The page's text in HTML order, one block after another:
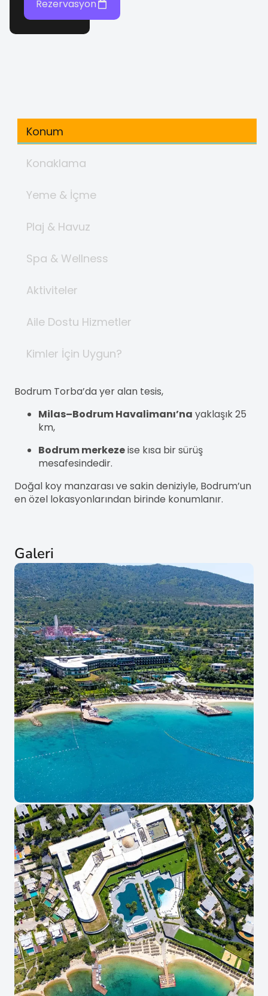
Rezervasyon
Konum
Konaklama
Yeme & İçme
Plaj & Havuz
Spa & Wellness
Aktiviteler
Aile Dostu Hizmetler
Kimler İçin Uygun?
Bodrum Torba’da yer alan tesis,
Milas–Bodrum Havalimanı’na yaklaşık 25
km,
Bodrum merkezeise kısa bir sürüş
mesafesindedir.
Doğal koy manzarası ve sakin deniziyle, Bodrum’un
en özel lokasyonlarından birinde konumlanır.
Galeri